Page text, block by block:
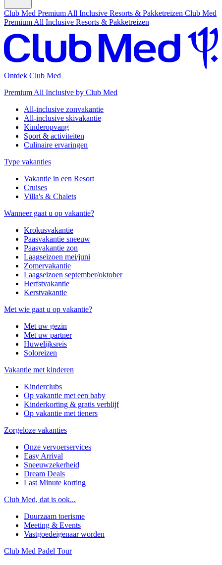
Club Med Premium All Inclusive Resorts & Pakketreizen Club Med
Premium All Inclusive Resorts & Pakketreizen
Ontdek Club Med
Premium All Inclusive by Club Med
All-inclusive zonvakantie
All-inclusive skivakantie
Kinderopvang
Sport & activiteiten
Culinaire ervaringen
Type vakanties
Vakantie in een Resort
Cruises
Villa's & Chalets
Wanneer gaat u op vakantie?
Krokusvakantie
Paasvakantie sneeuw
Paasvakantie zon
Laagseizoen mei/juni
Zomervakantie
Laagseizoen september/oktober
Herfstvakantie
Kerstvakantie
Met wie gaat u op vakantie?
Met uw gezin
Met uw partner
Huwelijksreis
Soloreizen
Vakantie met kinderen
Kinderclubs
Op vakantie met een baby
Kinderkorting & gratis verblijf
Op vakantie met tieners
Zorgeloze vakanties
Onze vervoerservices
Easy Arrival
Sneeuwzekerheid
Dream Deals
Last Minute korting
Club Med, dat is ook...
Duurzaam toerisme
Meeting & Events
Vastgoedeigenaar worden
Club Med Padel Tour